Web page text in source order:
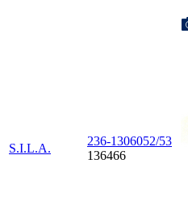
S.I.L.A.
236-1306052/53
136466